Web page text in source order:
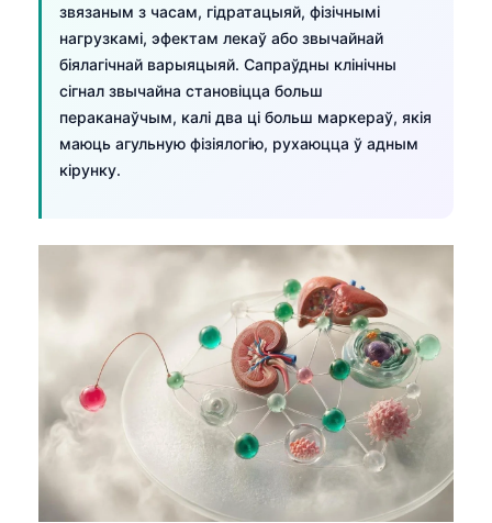
звязаным з часам, гідратацыяй, фізічнымі
нагрузкамі, эфектам лекаў або звычайнай
біялагічнай варыяцыяй. Сапраўдны клінічны
сігнал звычайна становіцца больш
пераканаўчым, калі два ці больш маркераў, якія
маюць агульную фізіялогію, рухаюцца ў адным
кірунку.